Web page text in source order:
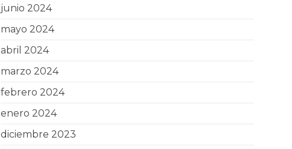
junio 2024
mayo 2024
abril 2024
marzo 2024
febrero 2024
enero 2024
diciembre 2023